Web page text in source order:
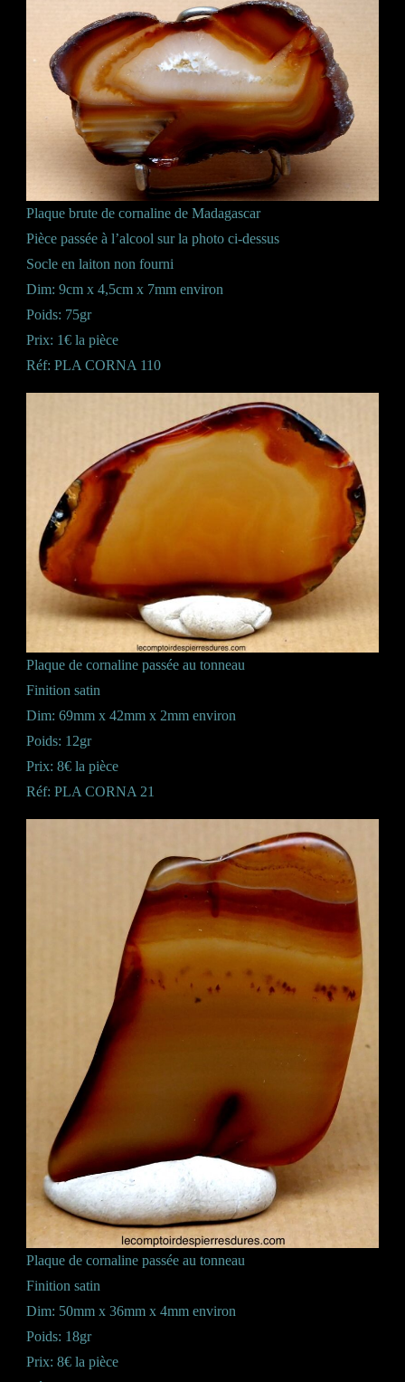
Plaque brute de cornaline de Madagascar
Pièce passée à l’alcool sur la photo ci-dessus
Socle en laiton non fourni
Dim: 9cm x 4,5cm x 7mm environ
Poids: 75gr
Prix: 1€ la pièce
Réf: PLA CORNA 110
Plaque de cornaline passée au tonneau
Finition satin
Dim: 69mm x 42mm x 2mm environ
Poids: 12gr
Prix: 8€ la pièce
Réf: PLA CORNA 21
Plaque de cornaline passée au tonneau
Finition satin
Dim: 50mm x 36mm x 4mm environ
Poids: 18gr
Prix: 8€ la pièce